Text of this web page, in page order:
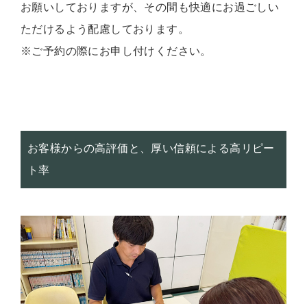
お願いしておりますが、その間も快適にお過ごしい
ただけるよう配慮しております。
※ご予約の際にお申し付けください。
お客様からの高評価と、厚い信頼による高リピー
ト率